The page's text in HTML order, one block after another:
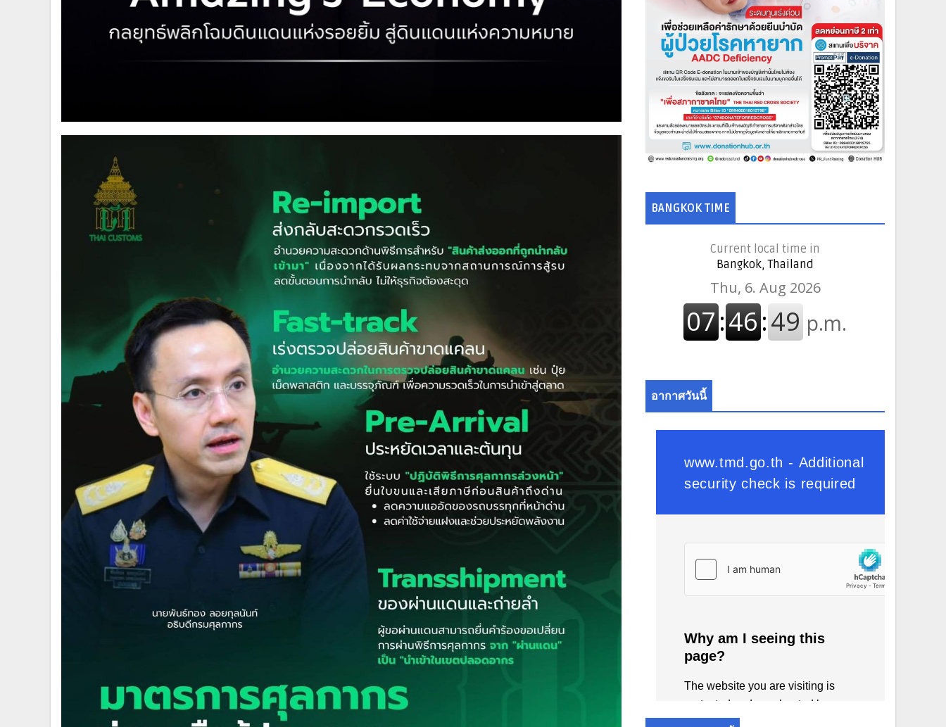
BANGKOK TIME
Current local time in
Bangkok, Thailand
อากาศวันนี้